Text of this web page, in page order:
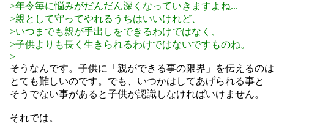
>年令毎に悩みがだんだん深くなっていきますよね...
>親として守ってやれるうちはいいけれど、
>いつまでも親が手出しをできるわけではなく、
>子供よりも長く生きられるわけではないですものね。
>
そうなんです。子供に「親ができる事の限界」を伝えるのは
とても難しいのです。でも、いつかはしてあげられる事と
そうでない事があると子供が認識しなければいけません。
それでは。